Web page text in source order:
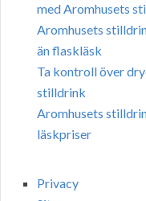
med Aromhusets
Aromhusets
än flaskläsk
Ta kontroll över
stilldrink
Aromhusets
läskpriser
Privacy